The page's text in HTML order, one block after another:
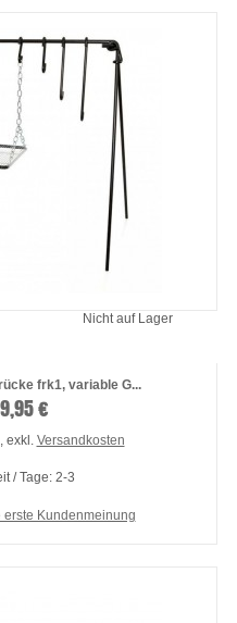
Nicht auf Lager
frk1, variable G...
€
, exkl. Versandkosten
/ Tage: 2-3
Kundenmeinung